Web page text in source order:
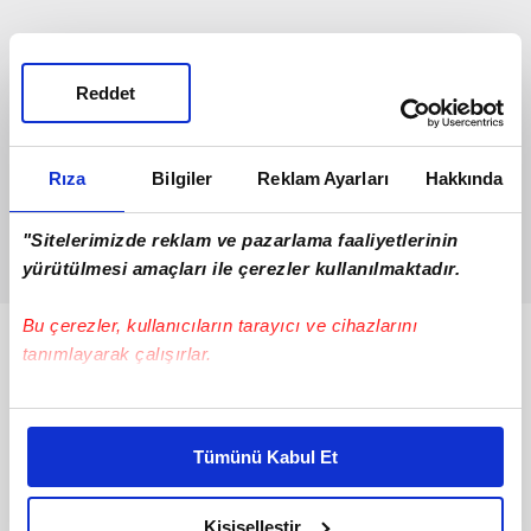
Rıza Bilgiler Reklam Ayarları Hakkında
"Sitelerimizde reklam ve pazarlama faaliyetlerinin
yürütülmesi amaçları ile çerezler kullanılmaktadır.
Bu çerezler, kullanıcıların tarayıcı ve cihazlarını
tanımlayarak çalışırlar.
Bu çerezlere izin vermeniz halinde sizlere özel
daha iyi reklam deneyimi yaşatabiliriz. Bunu yaparken
amacımızın size daha iyi bir reklam deneyimi sunmak
olduğunu ve sizlere en iyi içerikleri sunabilmek adına
Tümünü Kabul Et
Kişiselleştir
Reddet
Bunlar da Var